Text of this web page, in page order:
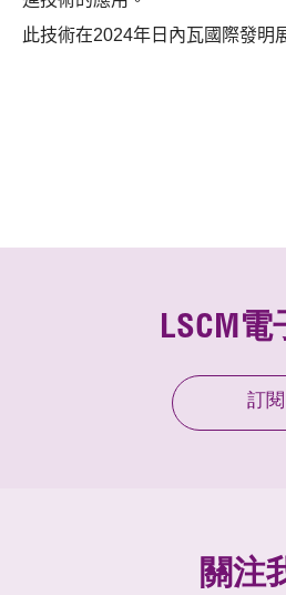
此技術在2024年日內瓦國際發明
LSCM
訂閱
關注